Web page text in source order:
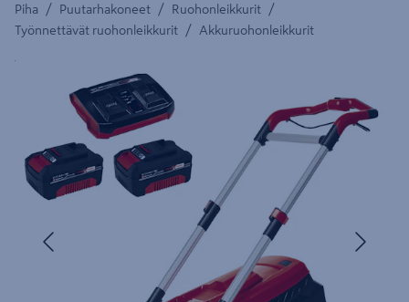
Piha / Puutarhakoneet / Ruohonleikkurit /
Työnnettävät ruohonleikkurit / Akkuruohonleikkurit
Yksityiskohtainen kuvaus löytyy Tuotteen kuvaus -